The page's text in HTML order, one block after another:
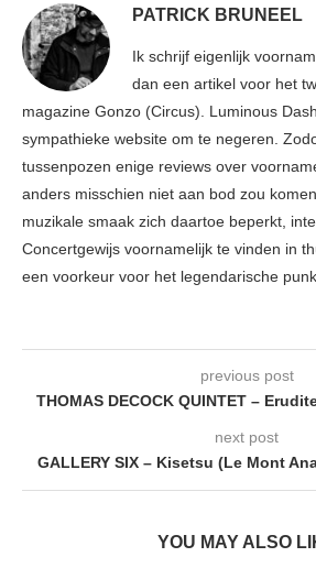
PATRICK BRUNEEL
Ik schrijf eigenlijk
dan een artikel voor het
magazine Gonzo (Circus). Luminous
sympathieke website om te negeren.
tussenpozen enige reviews over
anders misschien niet aan bod zou
muzikale smaak zich daartoe beperkt,
Concertgewijs voornamelijk te vinden in
een voorkeur voor het legendarische
previous post
THOMAS DECOCK QUINTET –
next post
GALLERY SIX – Kisetsu (Le Mont
YOU MAY ALSO